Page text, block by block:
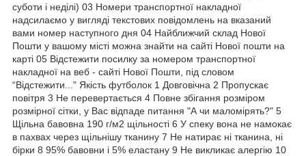
суботи і неділі) 03 Номери транспортної накладної
надсилаємо у вигляді текстових повідомлень на вказаний
вами номер наступного дня 04 Найближчий склад Нової
Пошти у вашому місті можна знайти на сайті Нової пошти на
карті 05 Відстежити посилку за номером транспортної
накладної на веб - сайті Нової Пошти, під словом
“Відстежити..." Якість футболок 1 Довговічна 2 Пропускає
повітря 3 Не перевертається 4 Повне збігання розміром
розмірної сітки, у Вас відпаде питання "А чи маломірять?" 5
Щільна бавовна 190 г/м2 щільності 6 У спеку вона не намокає
в пахвах через щільнішу тканину 7 Не натирає ні тканина, ні
бірки 8 95% бавовни і 5% еластану 9 Не викликає алергію 10